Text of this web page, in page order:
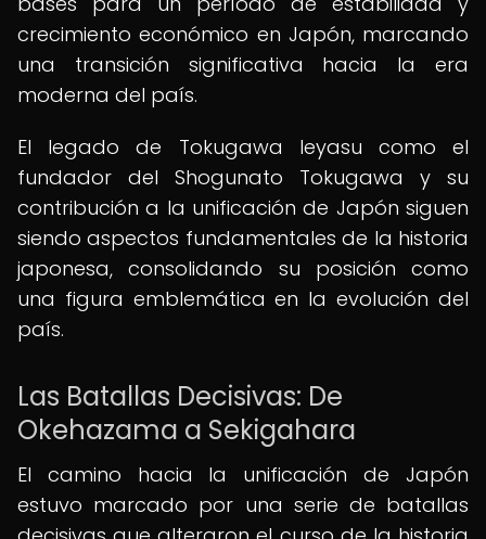
crecimiento económico en Japón, marcando
una transición significativa hacia la era
moderna del país.
El legado de Tokugawa Ieyasu como el
fundador del Shogunato Tokugawa y su
contribución a la unificación de Japón siguen
siendo aspectos fundamentales de la historia
japonesa, consolidando su posición como
una figura emblemática en la evolución del
país.
Las Batallas Decisivas: De
Okehazama a Sekigahara
El camino hacia la unificación de Japón
estuvo marcado por una serie de batallas